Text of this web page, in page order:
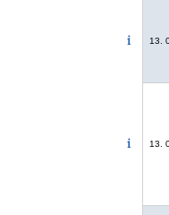
13.
13.